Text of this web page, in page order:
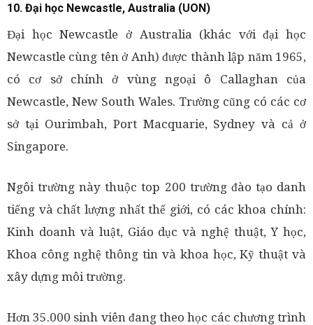
10. Đại học Newcastle, Australia (UON)
Đại học Newcastle ở Australia (khác với đại học
Newcastle cùng tên ở Anh) được thành lập năm 1965,
có cơ sở chính ở vùng ngoại ô Callaghan của
Newcastle, New South Wales. Trường cũng có các cơ
sở tại Ourimbah, Port Macquarie, Sydney và cả ở
Singapore.
Ngôi trường này thuộc top 200 trường đào tạo danh
tiếng và chất lượng nhất thế giới, có các khoa chính:
Kinh doanh và luật, Giáo dục và nghệ thuật, Y học,
Khoa công nghệ thông tin và khoa học, Kỹ thuật và
xây dựng môi trường.
Hơn 35.000 sinh viên đang theo học các chương trình